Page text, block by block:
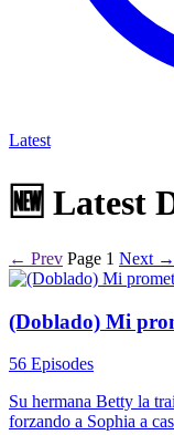
Latest
🆕 Latest
← Prev Page 1 Next →
(Doblado) Mi
56 Episodes
Su hermana Betty la
forzando a Sophia a